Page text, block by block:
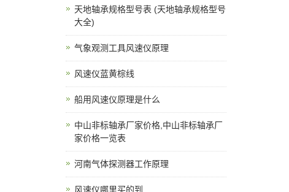
天地轴承规格型号表 (天地轴承规格型号
大全)
气象观测工具风速仪原理
风速仪蓝黄棕线
船用风速仪原理是什么
中山非标轴承厂家价格,中山非标轴承厂
家价格一览表
河南气体探测器工作原理
风速仪哪里买的到